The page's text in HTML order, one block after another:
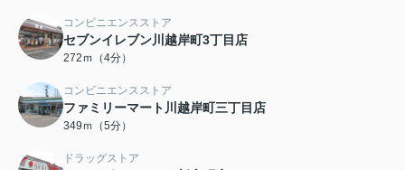
コンビニエンスストア
セブンイレブン川越岸町3丁目店
272ｍ（4分）
コンビニエンスストア
ファミリーマート川越岸町三丁目店
349ｍ（5分）
ドラッグストア